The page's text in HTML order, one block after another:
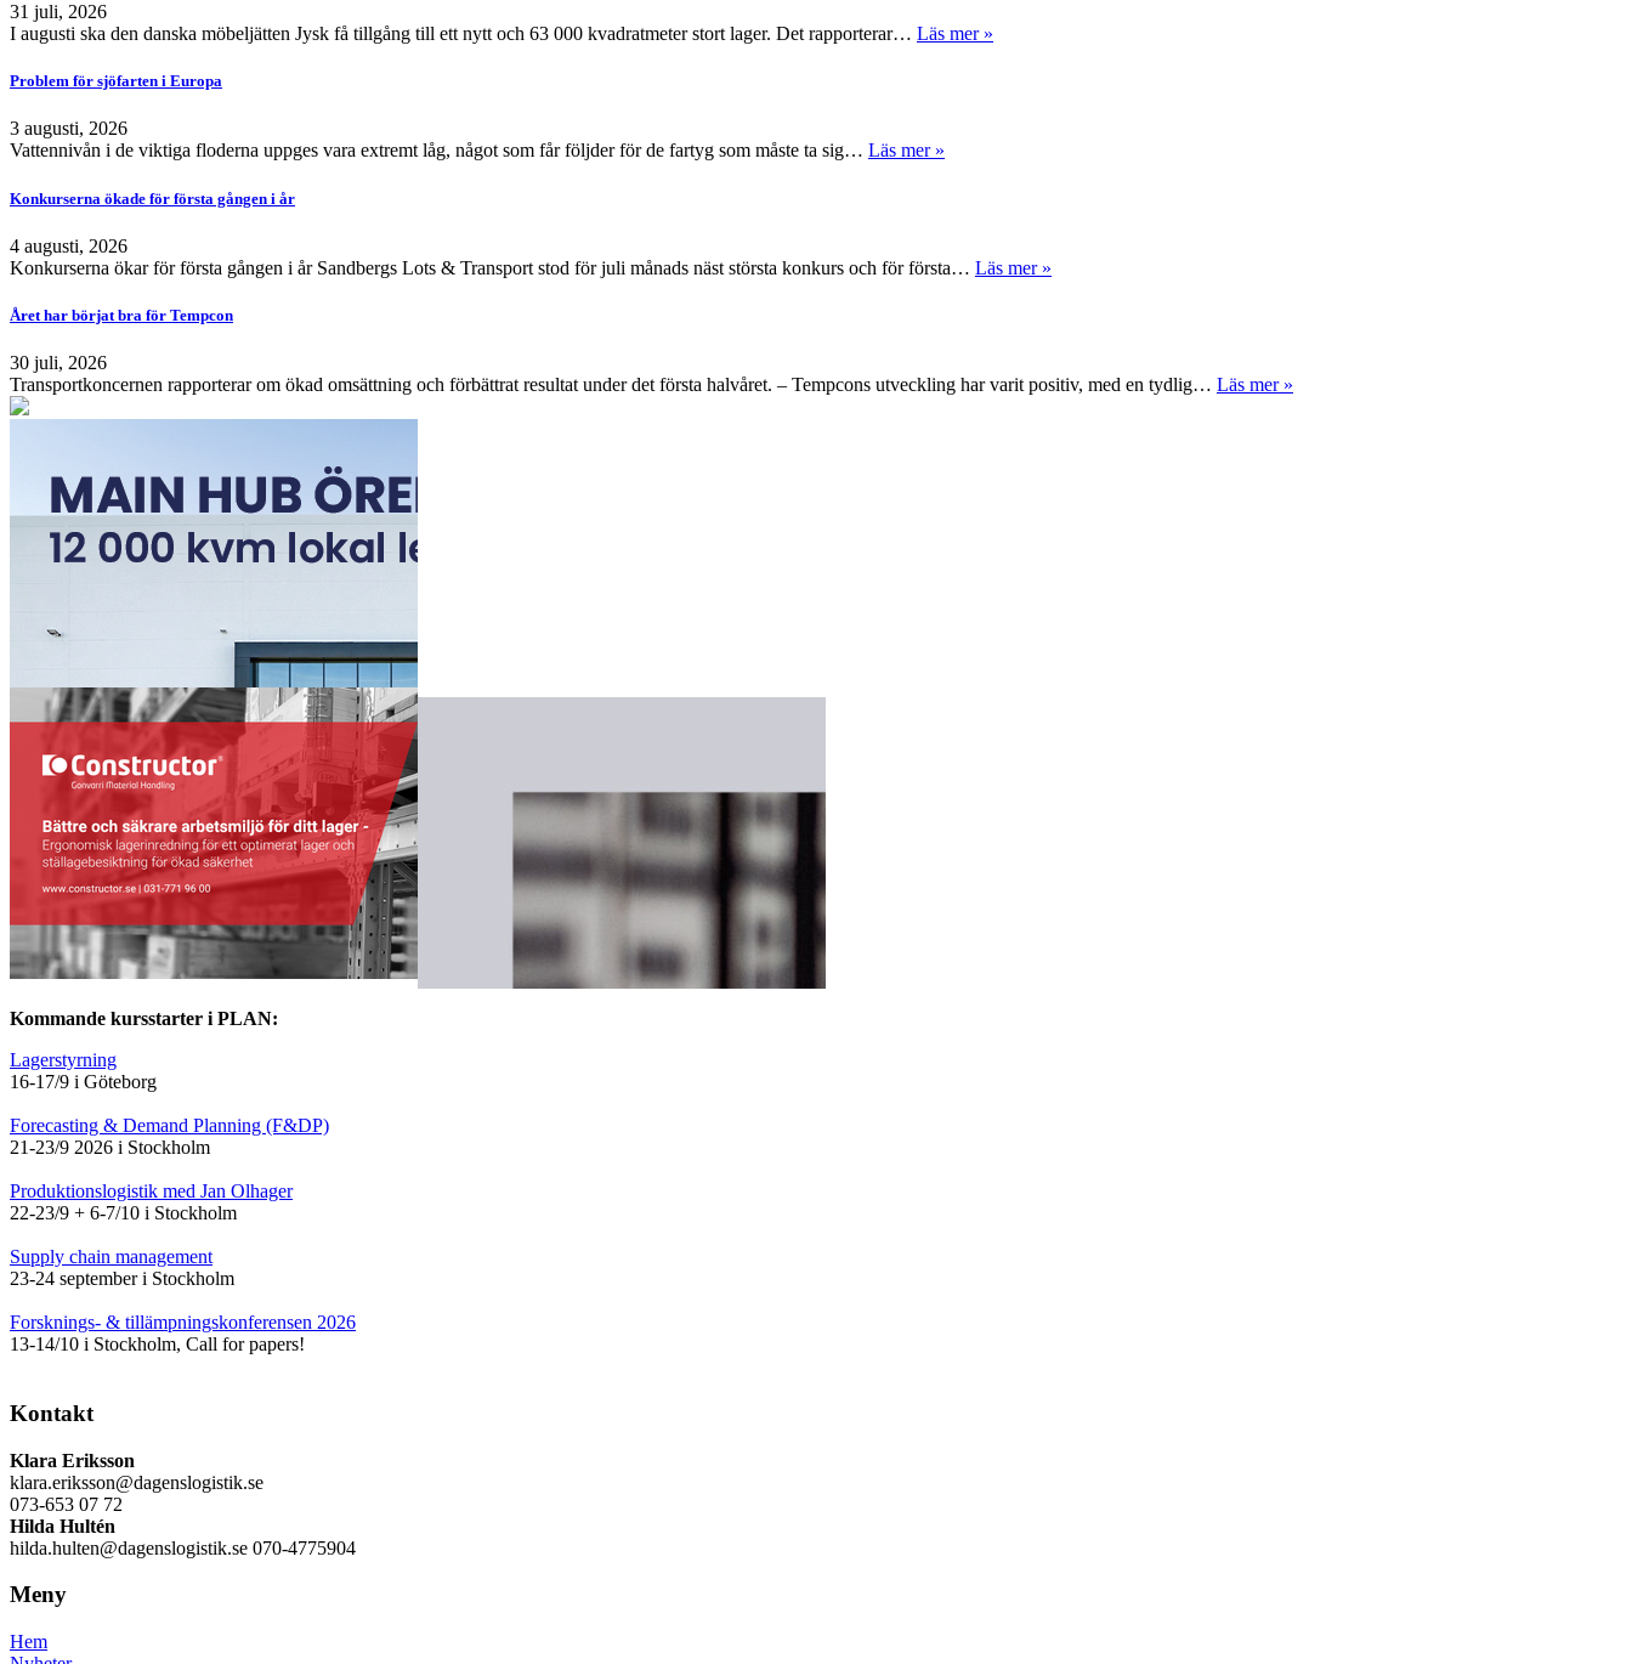
31 juli, 2026
I augusti ska den danska möbeljätten Jysk få tillgång till ett nytt och 63 000 kvadratmeter stort lager. Det rapporterar… Läs mer »
Problem för sjöfarten i Europa
3 augusti, 2026
Vattennivån i de viktiga floderna uppges vara extremt låg, något som får följder för de fartyg som måste ta sig… Läs mer »
Konkurserna ökade för första gången i år
4 augusti, 2026
Konkurserna ökar för första gången i år Sandbergs Lots & Transport stod för juli månads näst största konkurs och för första… Läs mer »
Året har börjat bra för Tempcon
30 juli, 2026
Transportkoncernen rapporterar om ökad omsättning och förbättrat resultat under det första halvåret. – Tempcons utveckling har varit positiv, med en tydlig… Läs mer »
Kommande kursstarter i PLAN:
Lagerstyrning
16-17/9 i Göteborg
Forecasting & Demand Planning (F&DP)
21-23/9 2026 i Stockholm
Produktionslogistik med Jan Olhager
22-23/9 + 6-7/10 i Stockholm
Supply chain management
23-24 september i Stockholm
Forsknings- & tillämpningskonferensen 2026
13-14/10 i Stockholm, Call for papers!
Kontakt
Klara Eriksson
klara.eriksson@dagenslogistik.se
073-653 07 72
Hilda Hultén
hilda.hulten@dagenslogistik.se 070-4775904
Meny
Hem